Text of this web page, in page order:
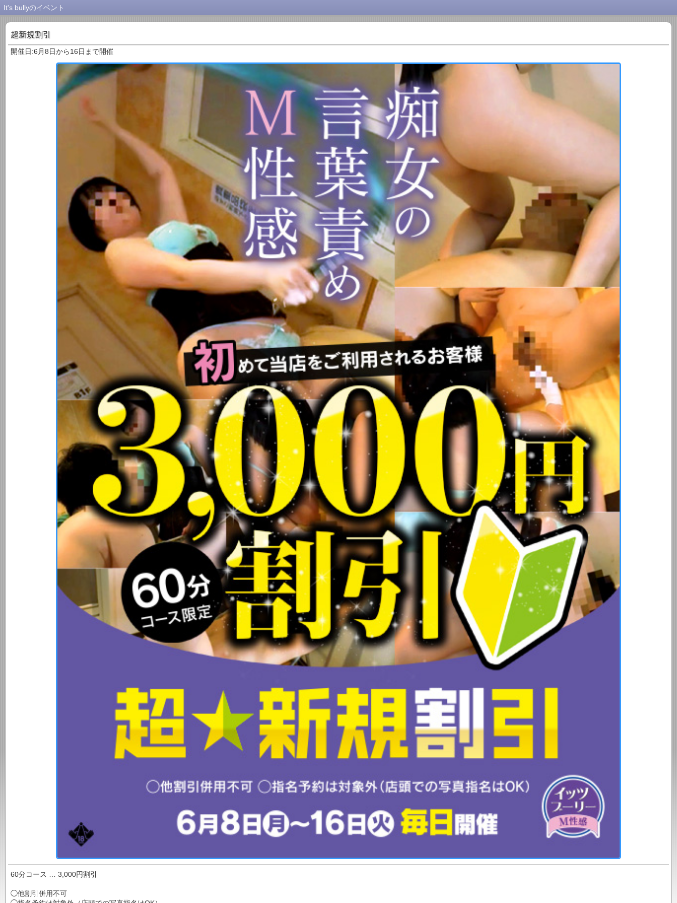
It's bullyのイベント
超新規割引
開催日:6月8日から16日まで開催
60分コース … 3,000円割引
◯他割引併用不可